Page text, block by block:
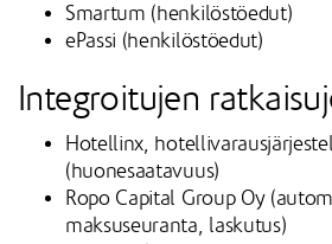
Smartum (henkilöstöedut)
ePassi (henkilöstöedut)
Integroitujen
Hotellinx,
(huonesaatavuus)
Ropo Capital Group Oy
maksuseuranta, laskutus)